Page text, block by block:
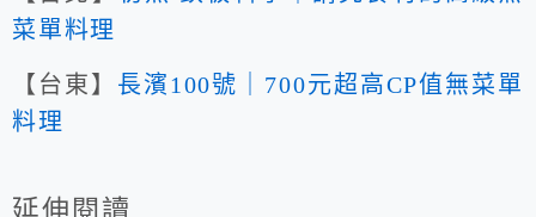
菜單料理
【台東】 長濱100號｜700元超高CP值無菜單
料理
延伸閱讀